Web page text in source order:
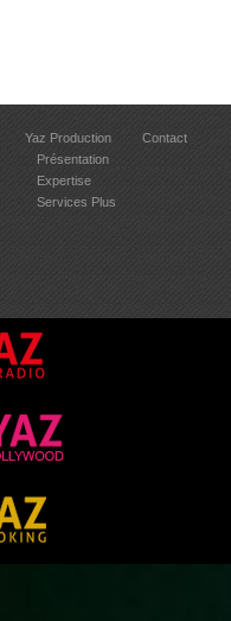
Yaz Production
Présentation
Expertise
Services Plus
Contact